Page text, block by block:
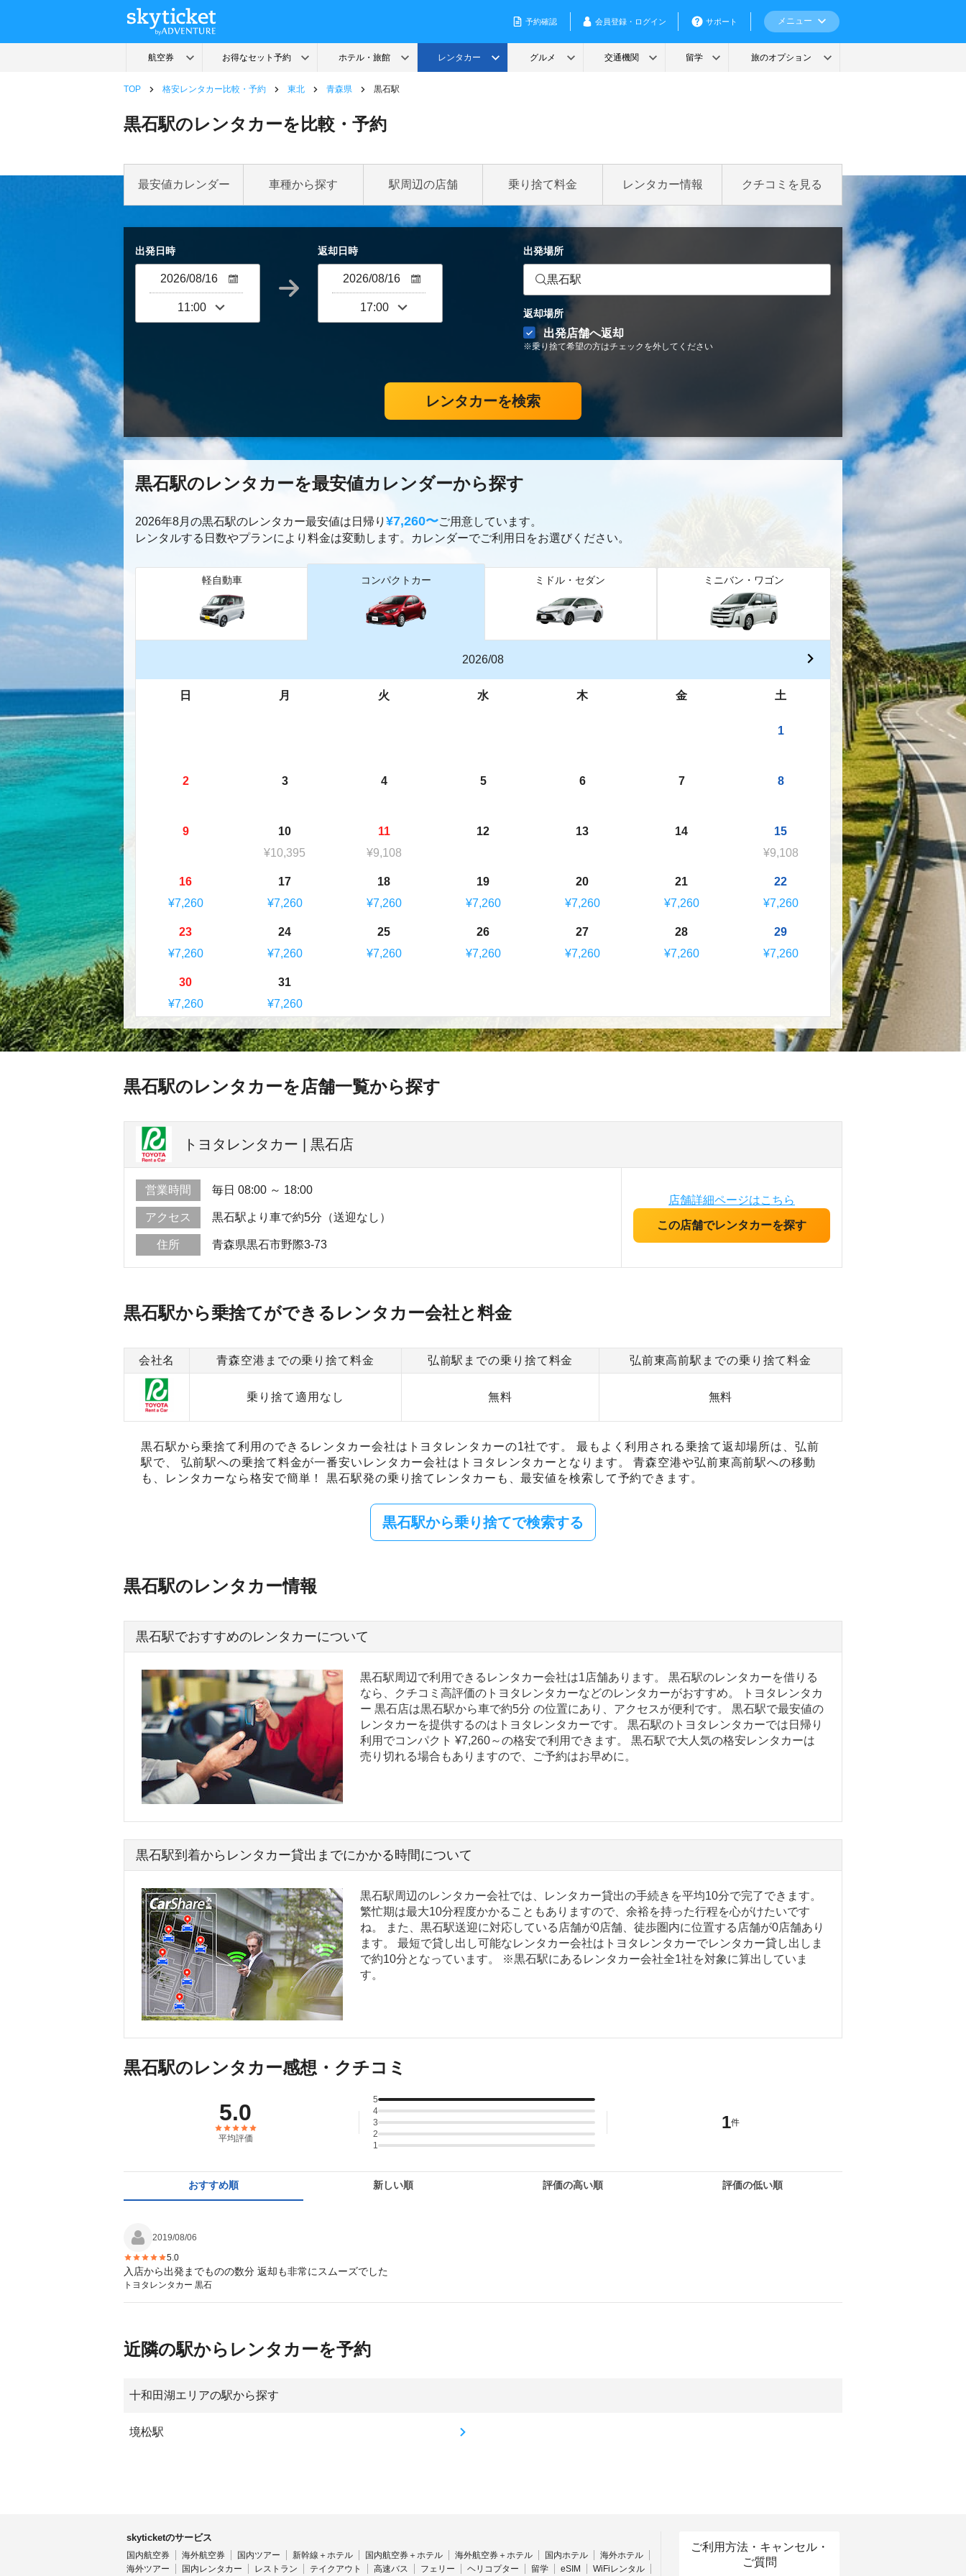
TOP 格安レンタカー比較・予約 東北 青森県 黒石駅
黒石駅のレンタカーを比較・予約
最安値カレンダー 車種から探す 駅周辺の店舗 乗り捨て料金 レンタカー情報 クチコミを見る
出発日時 返却日時 出発場所
黒石駅
返却場所
出発店舗へ返却
※乗り捨て希望の方はチェックを外してください
レンタカーを検索
黒石駅のレンタカーを最安値カレンダーから探す
2026年8月の黒石駅のレンタカー最安値は日帰り ¥7,260〜ご用意しています。
レンタルする日数やプランにより料金は変動します。カレンダーでご利用日をお選びください。
軽自動車 コンパクトカー ミドル・セダン ミニバン・ワゴン
2026/08
日 月 火 水 木 金 土
1
2 3 4 5 6 7 8
9
10
¥10,395
11
¥9,108
12 13 14
15
¥9,108
16
¥7,260
17
¥7,260
18
¥7,260
19
¥7,260
20
¥7,260
21
¥7,260
22
¥7,260
23
¥7,260
24
¥7,260
25
¥7,260
26
¥7,260
27
¥7,260
28
¥7,260
29
¥7,260
30
¥7,260
31
¥7,260
黒石駅のレンタカーを店舗一覧から探す
トヨタレンタカー | 黒石店
営業時間 毎日 08:00 ～ 18:00
アクセス 黒石駅より車で約5分（送迎なし）
住所 青森県黒石市野際3-73
店舗詳細ページはこちら
この店舗でレンタカーを探す
黒石駅から乗捨てができるレンタカー会社と料金
会社名 青森空港までの乗り捨て料金 弘前駅までの乗り捨て料金 弘前東高前駅までの乗り捨て料金
乗り捨て適用なし 無料 無料
黒石駅から乗捨て利用のできるレンタカー会社はトヨタレンタカーの1社です。 最もよく利用される乗捨て返却場所は、弘前
駅で、 弘前駅への乗捨て料金が一番安いレンタカー会社はトヨタレンタカーとなります。 青森空港や弘前東高前駅への移動
も、レンタカーなら格安で簡単！ 黒石駅発の乗り捨てレンタカーも、最安値を検索して予約できます。
黒石駅から乗り捨てで検索する
黒石駅のレンタカー情報
黒石駅でおすすめのレンタカーについて
黒石駅周辺で利用できるレンタカー会社は1店舗あります。 黒石駅のレンタカーを借りる
なら、クチコミ高評価のトヨタレンタカーなどのレンタカーがおすすめ。 トヨタレンタカ
ー 黒石店は黒石駅から車で約5分 の位置にあり、アクセスが便利です。 黒石駅で最安値の
レンタカーを提供するのはトヨタレンタカーです。 黒石駅のトヨタレンタカーでは日帰り
利用でコンパクト ¥7,260～の格安で利用できます。 黒石駅で大人気の格安レンタカーは
売り切れる場合もありますので、ご予約はお早めに。
黒石駅到着からレンタカー貸出までにかかる時間について
黒石駅周辺のレンタカー会社では、レンタカー貸出の手続きを平均10分で完了できます。
繁忙期は最大10分程度かかることもありますので、余裕を持った行程を心がけたいです
ね。 また、黒石駅送迎に対応している店舗が0店舗、徒歩圏内に位置する店舗が0店舗あり
ます。 最短で貸し出し可能なレンタカー会社はトヨタレンタカーでレンタカー貸し出しま
で約10分となっています。 ※黒石駅にあるレンタカー会社全1社を対象に算出していま
す。
黒石駅のレンタカー感想・クチコミ
5.0
平均評価
5
4
3
2
1
1件
おすすめ順 新しい順 評価の高い順 評価の低い順
2019/08/06
5.0
入店から出発までものの数分 返却も非常にスムーズでした
トヨタレンタカー 黒石
近隣の駅からレンタカーを予約
十和田湖エリアの駅から探す
境松駅